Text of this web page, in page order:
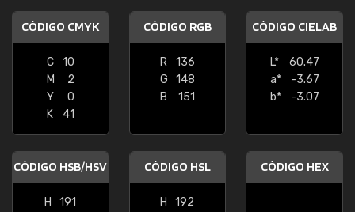
CÓDIGO CMYK
C
10
M
2
Y
0
K
41
CÓDIGO RGB
R
136
G
148
B
151
CÓDIGO CIELAB
L*
60.47
a*
-3.67
b*
-3.07
CÓDIGO HSB/HSV
H
191
CÓDIGO HSL
H
192
CÓDIGO HEX